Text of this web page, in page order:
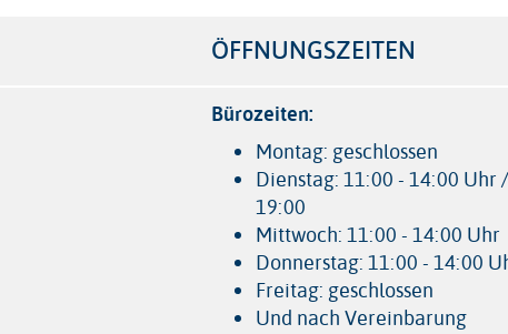
ÖFFNUNGSZEITEN
Bürozeiten:
Montag: geschlossen
Dienstag: 11:00 - 14:00 Uhr
19:00
Mittwoch: 11:00 - 14:00 Uhr
Donnerstag: 11:00 - 14:00
Freitag: geschlossen
Und nach Vereinbarung